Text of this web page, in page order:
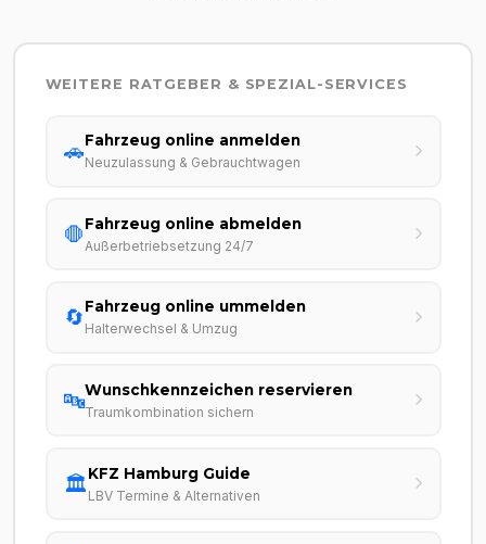
WEITERE RATGEBER & SPEZIAL-SERVICES
🚗Fahrzeug online anmelden
Neuzulassung & Gebrauchtwagen
🛑Fahrzeug online abmelden
Außerbetriebsetzung 24/7
🔄Fahrzeug online ummelden
Halterwechsel & Umzug
🔤Wunschkennzeichen reservieren
Traumkombination sichern
🏛️KFZ Hamburg Guide
LBV Termine & Alternativen